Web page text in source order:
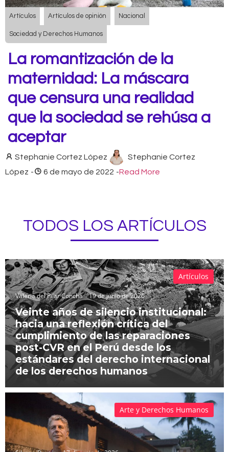
Artículos Artículos de opinión Nacional
Sociedad y Derechos Humanos
La romantización de la
maternidad: La máscara
que censura una realidad
que la sociedad se rehúsa a
aceptar
Stephanie Cortez López
Stephanie Cortez
López - 6 de mayo de 2022 -Read More
TODOS LOS ARTÍCULOS
Valeria del Pilar Concha 19 de junio de 2026
Veinte años de silencio institucional:
hacia una reflexión crítica del
cumplimiento de las reparaciones
post-CVR en el Perú desde los
estándares del derecho internacional
de los derechos humanos
Artículos
Arte y Derechos Humanos